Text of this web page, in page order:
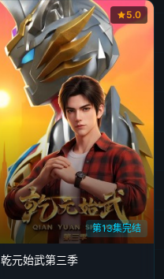
第13集完结
5.0
乾元始武第三季